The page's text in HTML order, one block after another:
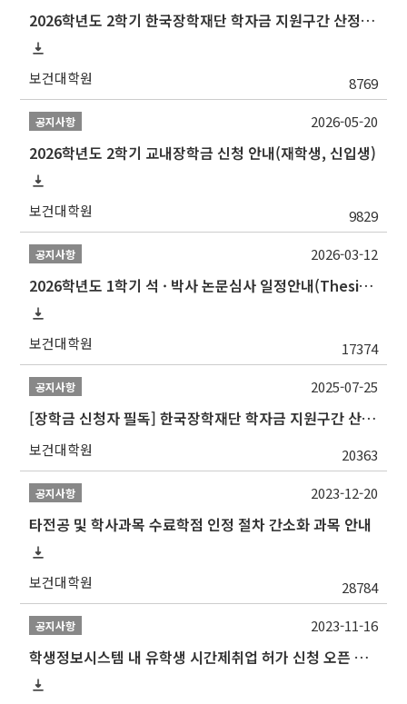
2026학년도 2학기 한국장학재단 학자금 지원구간 산정 신청 안내
보건대학원 8769
공지사항
2026학년도 2학기 교내장학금 신청 안내(재학생, 신입생)
보건대학원 9829
2026-05-20
공지사항
2026학년도 1학기 석 · 박사 논문심사 일정안내(Thesis Defense Schedules)
보건대학원 17374
2026-03-12
공지사항
[장학금 신청자 필독] 한국장학재단 학자금 지원구간 산정 권고
보건대학원 20363
2025-07-25
공지사항
타전공 및 학사과목 수료학점 인정 절차 간소화 과목 안내
보건대학원 28784
2023-12-20
공지사항
학생정보시스템 내 유학생 시간제취업 허가 신청 오픈 안내
2023-11-16